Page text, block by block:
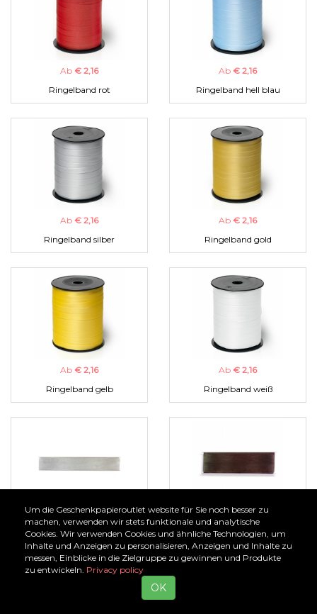
Ab € 2,16
Ringelband rot
Ab € 2,16
Ringelband hell blau
Ab € 2,16
Ringelband silber
Ab € 2,16
Ringelband gold
Ab € 2,16
Ringelband gelb
Ab € 2,16
Ringelband weiß
Ab€ 1,00
Organzaband silber
Ab€ 1,00
Organzaband braun
Um die Geschenkpapieroutlet website für Sie noch besser zu
machen, verwenden wir stets funktionale und analytische
Cookies. Wir verwenden Cookies und ähnliche Technologien, um
Inhalte und Anzeigen zu personalisieren, Anzeigen und Inhalte zu
messen, Einblicke in die Zielgruppe zu gewinnen und Produkte
zu entwickeln. Privacy policy
OK